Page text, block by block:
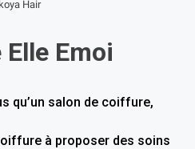
Hair
Elle Emoi
qu’un salon de coiffure,
à proposer des soins